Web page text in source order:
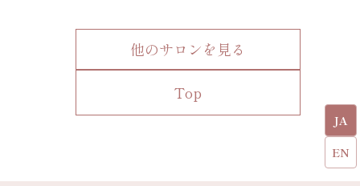
JA
EN
他のサロンを見る
Top